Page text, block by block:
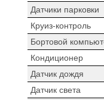
Датчики парковки
Круиз-контроль
Бортовой
Кондиционер
Датчик дождя
Датчик света